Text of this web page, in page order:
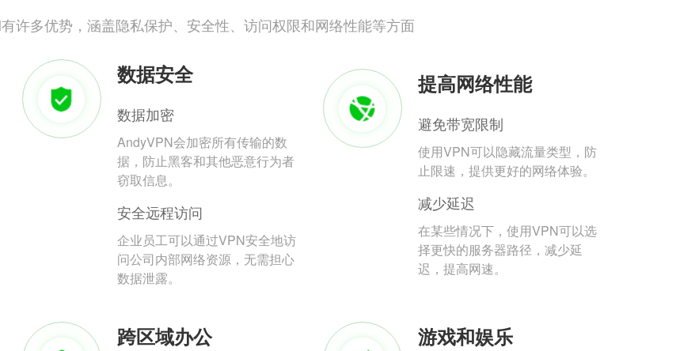
许多优势，涵盖隐私保护、安全性、访问权限和网络性能等方面
数据安全
数据加密
AndyVPN会加密所有传输的数
据，防止黑客和其他恶意行为者
窃取信息。
安全远程访问
企业员工可以通过VPN安全地访
问公司内部网络资源，无需担心
数据泄露。
提高网络性能
避免带宽限制
使用VPN可以隐藏流量类型，防
止限速，提供更好的网络体验。
减少延迟
在某些情况下，使用VPN可以选
择更快的服务器路径，减少延
迟，提高网速。
跨区域办公 游戏和娱乐